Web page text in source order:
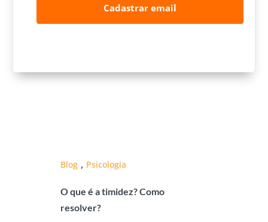
Cadastrar email
Blog , Psicologia
O que é a timidez? Como
resolver?